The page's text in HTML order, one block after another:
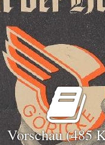
Vorschau (485